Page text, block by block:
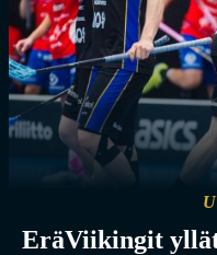
EräViikingit